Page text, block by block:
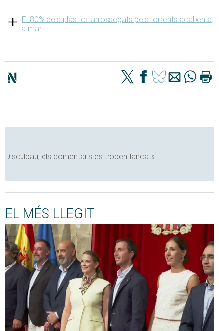
El 80% dels plàstics arrossegats pels torrents acaben a
la mar
Disculpau, els comentaris es troben tancats
EL MÉS LLEGIT